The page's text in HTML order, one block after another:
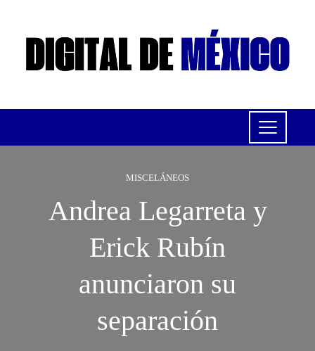
MISCELÁNEOS
Andrea Legarreta y
Erick Rubín
anunciaron su
separación